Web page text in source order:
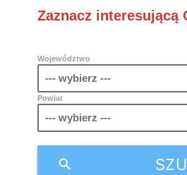
Zaznacz interesującą
Województwo
Powiat
search